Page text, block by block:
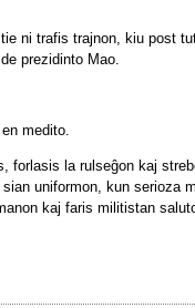
ni trafis trajnon, kiu post
prezidinto Mao.
medito.
forlasis la rulseĝon kaj
uniformon, kun serioza
kaj faris militistan